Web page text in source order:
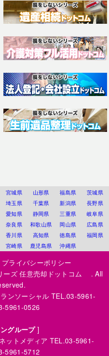
宮城県 山形県 福島県
茨城県
埼玉県 千葉県 新潟県
長野県
愛知県 静岡県 三重県
岐阜県
奈良県 和歌山県 岡山県
広島県
香川県 高知県 徳島県
福岡県
宮崎県 鹿児島県 沖縄県
プライバシーポリシー
ーズ 任意売却ドットコム
. All
ンソーシャル TEL.03-5961-
5961-0526
グループ]
ットメディア TEL.03-5961-
5961-5712